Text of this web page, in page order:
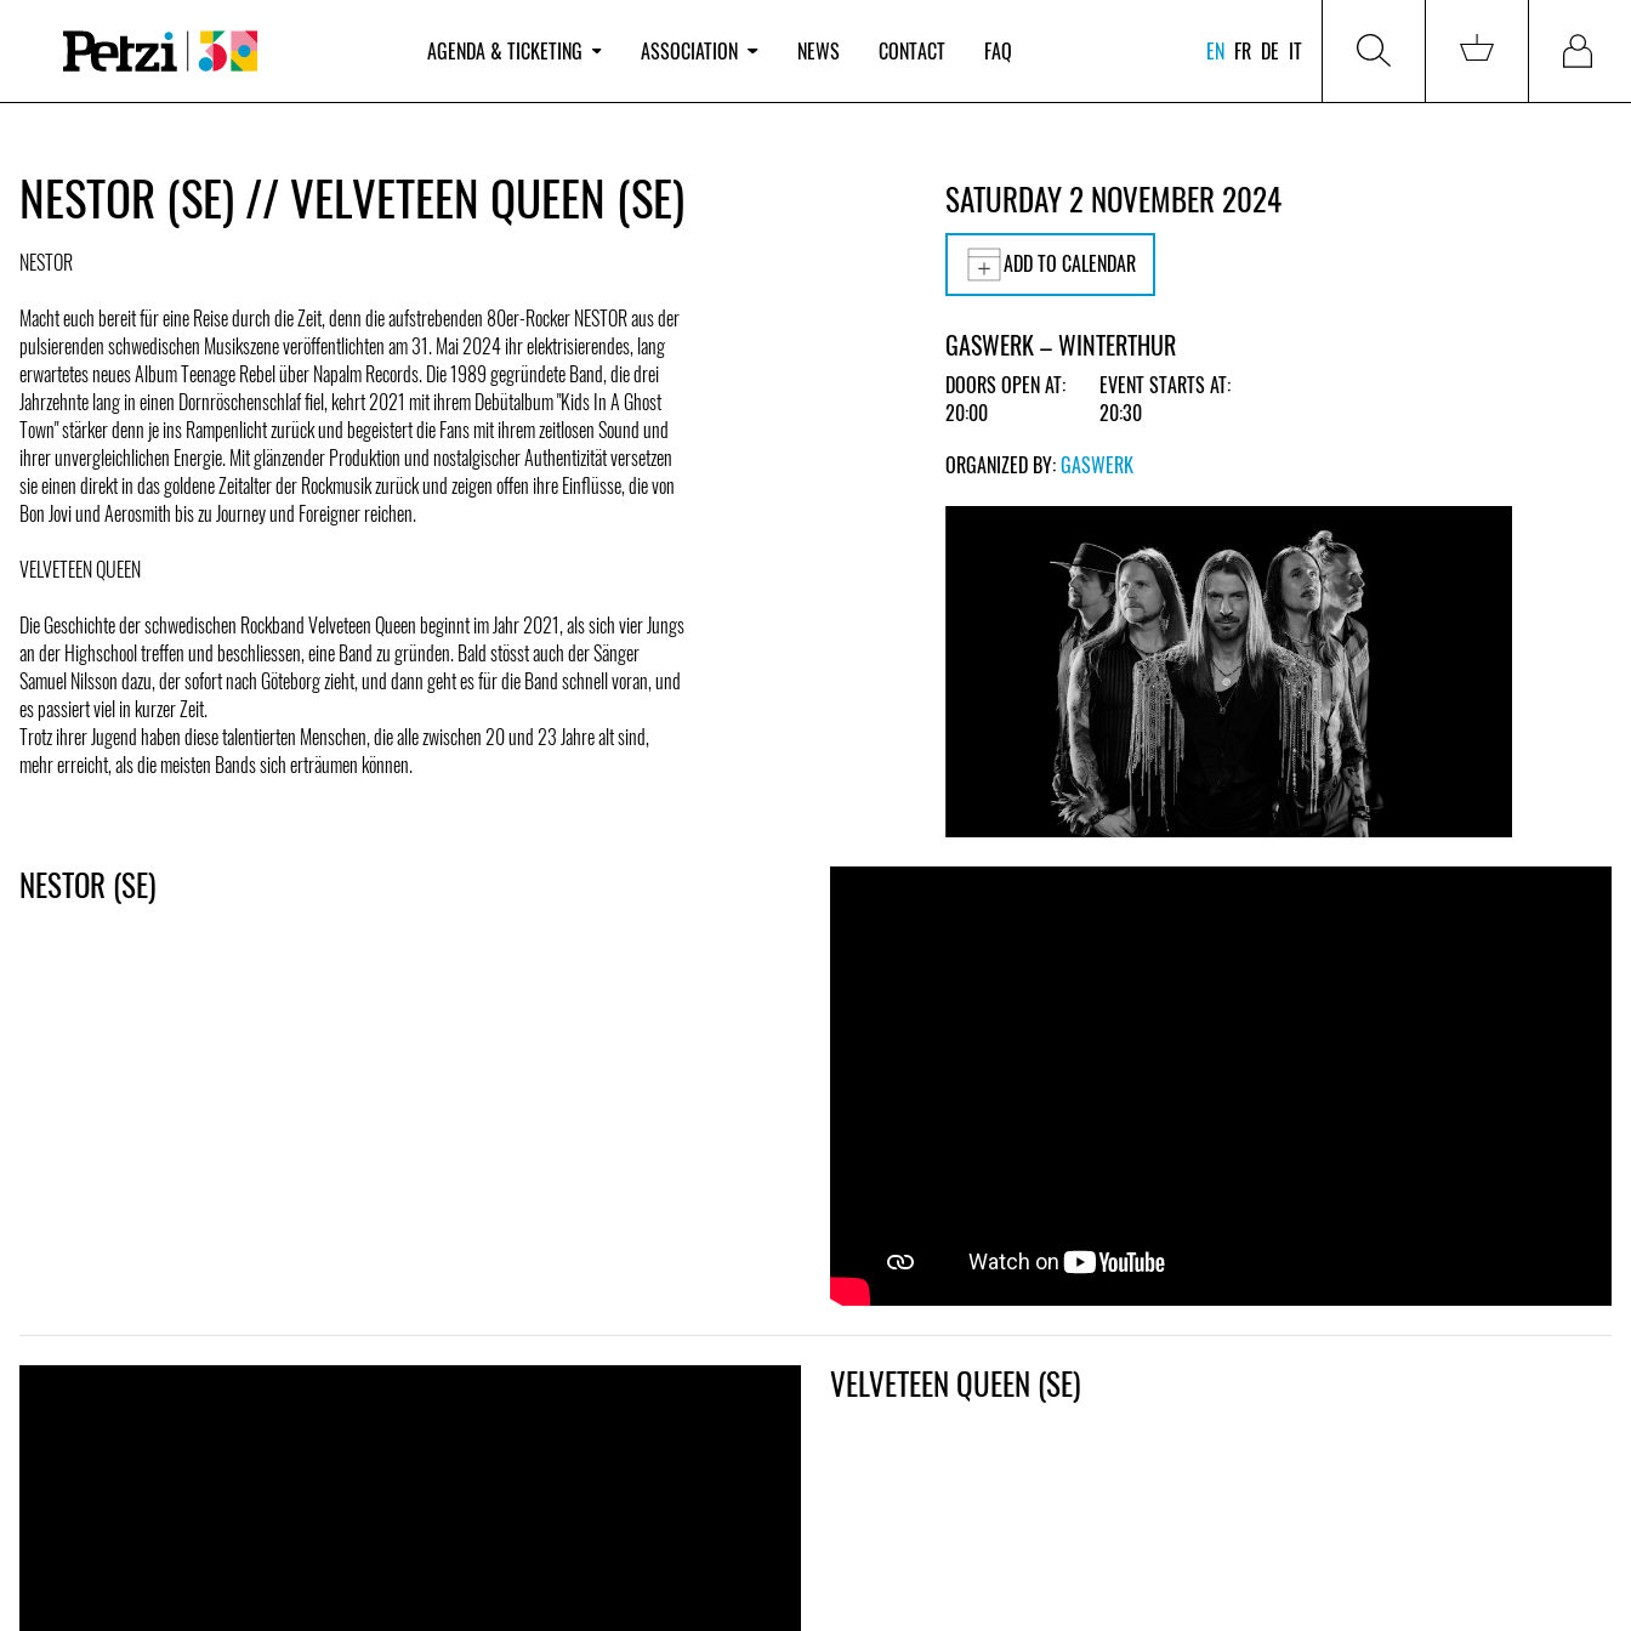
AGENDA & TICKETING ASSOCIATION NEWS CONTACT FAQ EN FR DE IT
NESTOR (SE) // VELVETEEN QUEEN (SE)
NESTOR
Macht euch bereit für eine Reise durch die Zeit, denn die aufstrebenden 80er-Rocker NESTOR aus der
pulsierenden schwedischen Musikszene veröffentlichten am 31. Mai 2024 ihr elektrisierendes, lang
erwartetes neues Album Teenage Rebel über Napalm Records. Die 1989 gegründete Band, die drei
Jahrzehnte lang in einen Dornröschenschlaf fiel, kehrt 2021 mit ihrem Debütalbum "Kids In A Ghost
Town" stärker denn je ins Rampenlicht zurück und begeistert die Fans mit ihrem zeitlosen Sound und
ihrer unvergleichlichen Energie. Mit glänzender Produktion und nostalgischer Authentizität versetzen
sie einen direkt in das goldene Zeitalter der Rockmusik zurück und zeigen offen ihre Einflüsse, die von
Bon Jovi und Aerosmith bis zu Journey und Foreigner reichen.
VELVETEEN QUEEN
Die Geschichte der schwedischen Rockband Velveteen Queen beginnt im Jahr 2021, als sich vier Jungs
an der Highschool treffen und beschliessen, eine Band zu gründen. Bald stösst auch der Sänger
Samuel Nilsson dazu, der sofort nach Göteborg zieht, und dann geht es für die Band schnell voran, und
es passiert viel in kurzer Zeit.
Trotz ihrer Jugend haben diese talentierten Menschen, die alle zwischen 20 und 23 Jahre alt sind,
mehr erreicht, als die meisten Bands sich erträumen können.
SATURDAY 2 NOVEMBER 2024
ADD TO CALENDAR
GASWERK – WINTERTHUR
DOORS OPEN AT:
20:00
EVENT STARTS AT:
20:30
ORGANIZED BY:GASWERK
NESTOR (SE)
VELVETEEN QUEEN (SE)